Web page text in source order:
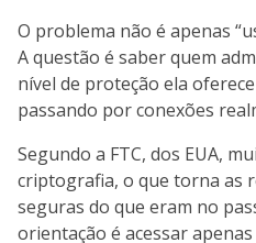
O problema não é apenas
A questão é saber quem
nível de proteção ela
passando por conexões
Segundo a FTC, dos EUA,
criptografia, o que torna as
seguras do que eram no
orientação é acessar